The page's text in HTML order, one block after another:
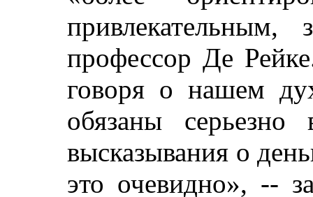
привлекательным,
профессор Де
говоря о нашем
обязаны серьезно
высказывания о
это очевидно», --